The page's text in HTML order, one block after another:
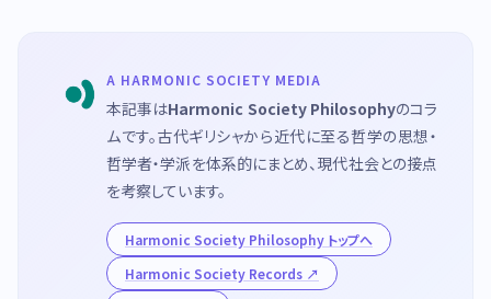
A HARMONIC SOCIETY MEDIA
本記事はHarmonic Society Philosophyのコラ
ムです。古代ギリシャから近代に至る哲学の思想・
哲学者・学派を体系的にまとめ、現代社会との接点
を考察しています。
Harmonic Society Philosophy トップへ
Harmonic Society Records